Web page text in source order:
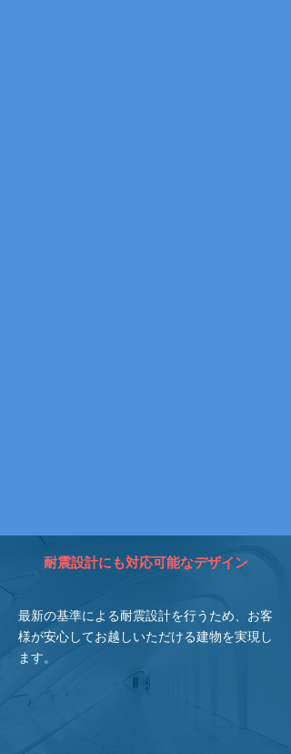
耐震設計にも対応可能なデザイン​
最新の基準による耐震設計を行うため、お客
様が安心してお越しいただける建物を実現し
ます。